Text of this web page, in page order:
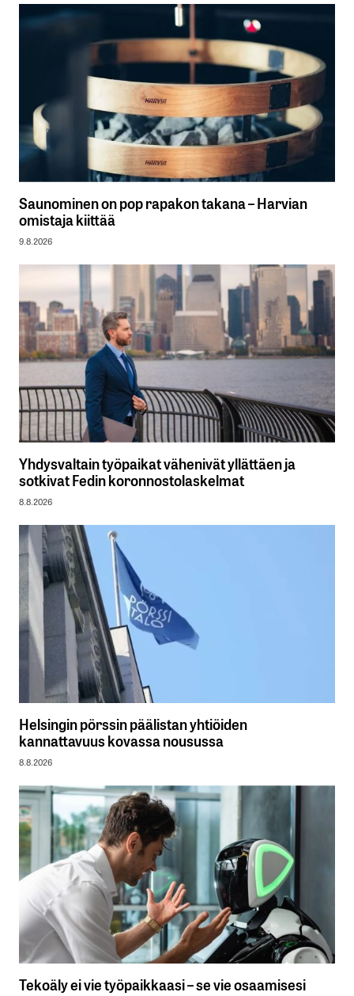
Saunominen on pop rapakon takana – Harvian
omistaja kiittää
9.8.2026
Yhdysvaltain työpaikat vähenivät yllättäen ja
sotkivat Fedin koronnostolaskelmat
8.8.2026
Helsingin pörssin päälistan yhtiöiden
kannattavuus kovassa nousussa
8.8.2026
Tekoäly ei vie työpaikkaasi – se vie osaamisesi